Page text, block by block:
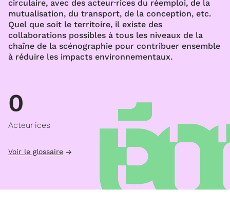
circulaire, avec des acteur·rices du réemploi, de la
mutualisation, du transport, de la conception, etc.
Quel que soit le territoire, il existe des
collaborations possibles à tous les niveaux de la
chaîne de la scénographie pour contribuer ensemble
à réduire les impacts environnementaux.
0
Acteur·ices
Voir le glossaire